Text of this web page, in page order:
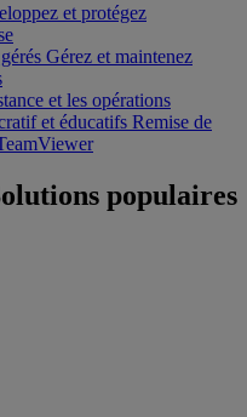
et protégez
Gérez et maintenez
et les opérations
et éducatifs Remise de
populaires